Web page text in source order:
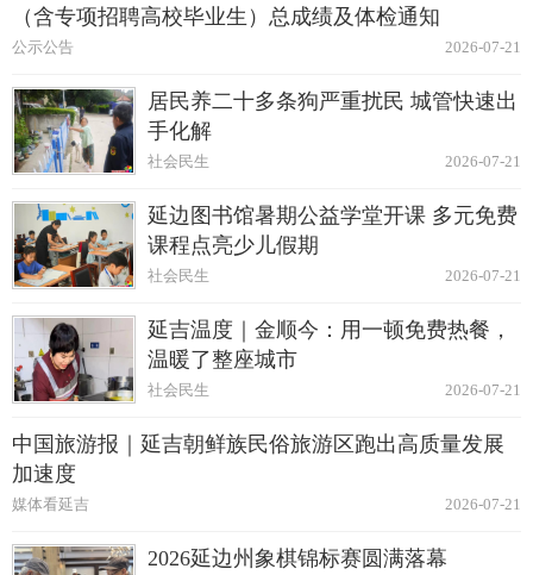
（含专项招聘高校毕业生）总成绩及体检通知
2026-07-21
公示公告
居民养二十多条狗严重扰民 城管快速出
手化解
2026-07-21
社会民生
延边图书馆暑期公益学堂开课 多元免费
课程点亮少儿假期
2026-07-21
社会民生
延吉温度｜金顺今：用一顿免费热餐，
温暖了整座城市
2026-07-21
社会民生
中国旅游报｜延吉朝鲜族民俗旅游区跑出高质量发展
加速度
2026-07-21
媒体看延吉
2026延边州象棋锦标赛圆满落幕